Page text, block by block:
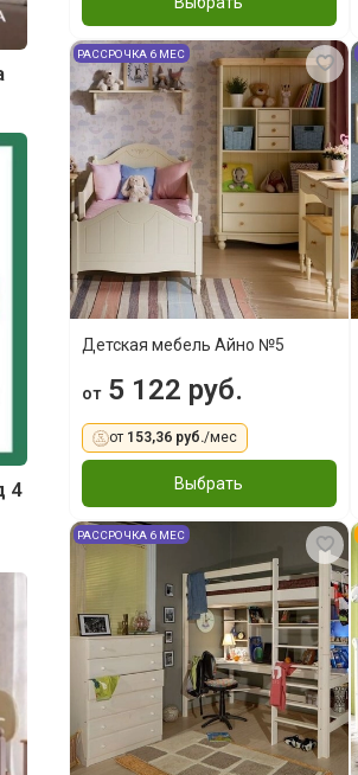
РАССРОЧКА 6 МЕС
Детская мебель Айно №5
от5 122 руб.
от 153,36 руб./мес
Выбрать
РАССРОЧКА 6 МЕС
4